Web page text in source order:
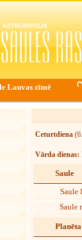
Lauvas zīmē
Ceturtdiena
Vārda dienas:
Saule
Saule
Saule
Planēta